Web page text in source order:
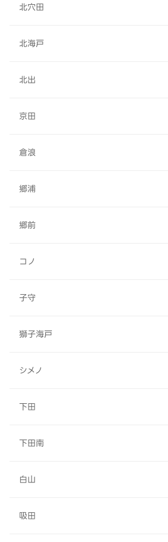
北穴田
北海戸
北出
京田
倉浪
郷浦
郷前
コノ
子守
獅子海戸
シメノ
下田
下田南
白山
吸田